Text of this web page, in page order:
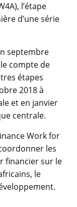
l’étape
d’une série
septembre
compte de
étapes
2018 à
et en janvier
centrale.
Work for
les
financier sur le
le